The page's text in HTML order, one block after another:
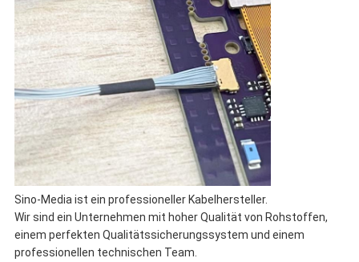
Sino-Media ist ein professioneller Kabelhersteller.
Wir sind ein Unternehmen mit hoher Qualität von Rohstoffen,
einem perfekten Qualitätssicherungssystem und einem
professionellen technischen Team.